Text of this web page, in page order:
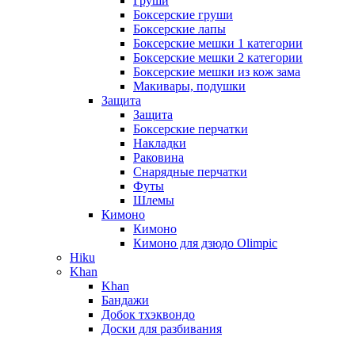
Боксерские груши
Боксерские лапы
Боксерские мешки 1 категории
Боксерские мешки 2 категории
Боксерские мешки из кож зама
Макивары, подушки
Защита
Защита
Боксерские перчатки
Накладки
Раковина
Снарядные перчатки
Футы
Шлемы
Кимоно
Кимоно
Кимоно для дзюдо Olimpic
Hiku
Khan
Khan
Бандажи
Добок тхэквондо
Доски для разбивания